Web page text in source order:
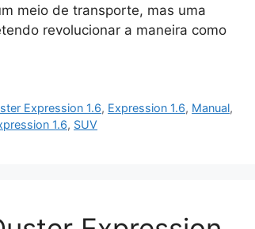
meio de transporte, mas uma
revolucionar a maneira como
Expression 1.6, Expression 1.6, Manual,
1.6, SUV